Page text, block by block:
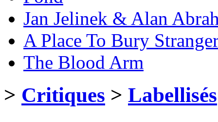
Jan Jelinek & Alan
A Place To Bury
The Blood Arm
> Critiques > Labellisés